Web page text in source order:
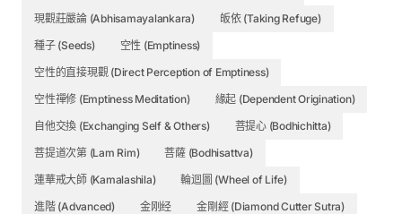
現觀莊嚴論 (Abhisamayalankara)
皈依 (Taking Refuge)
種子 (Seeds)
空性 (Emptiness)
空性的直接現觀 (Direct Perception of Emptiness)
空性禪修 (Emptiness Meditation)
緣起 (Dependent Origination)
自他交換 (Exchanging Self & Others)
菩提心 (Bodhichitta)
菩提道次第 (Lam Rim)
菩薩 (Bodhisattva)
蓮華戒大師 (Kamalashila)
輪迴圖 (Wheel of Life)
進階 (Advanced)
金刚经
金剛經 (Diamond Cutter Sutra)